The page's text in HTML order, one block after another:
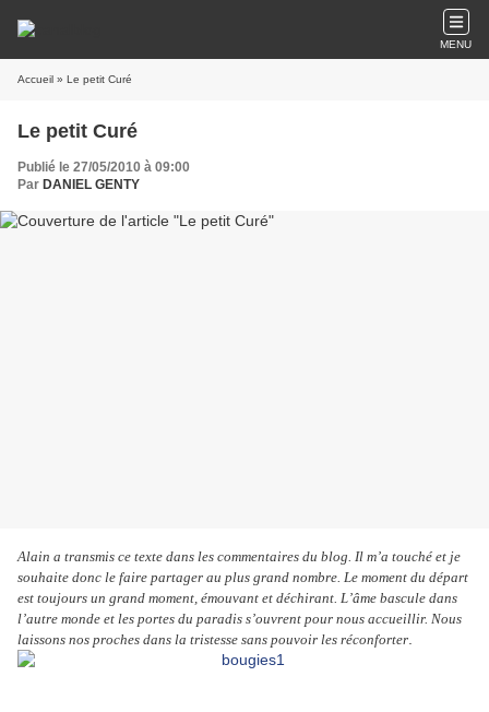
MENU
Accueil » Le petit Curé
Le petit Curé
Publié le 27/05/2010 à 09:00
Par DANIEL GENTY
Alain a transmis ce texte dans les commentaires du blog. Il m’a touché et je
souhaite donc le faire partager au plus grand nombre. Le moment du départ
est toujours un grand moment, émouvant et déchirant. L’âme bascule dans
l’autre monde et les portes du paradis s’ouvrent pour nous accueillir. Nous
laissons nos proches dans la tristesse sans pouvoir les réconforter